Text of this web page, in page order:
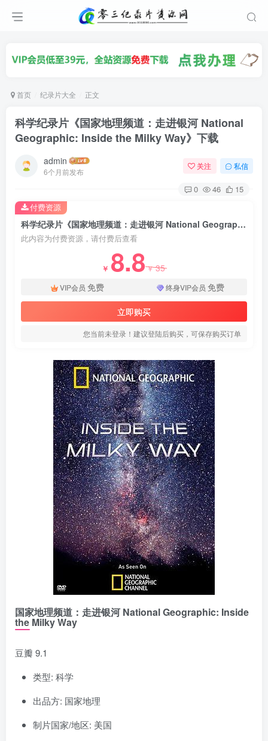
首页 纪录片大全 正文
科学纪录片《国家地理频道：走进银河 National
Geographic: Inside the Milky Way》下载
admin
6个月前发布
关注 私信
0 46 15
科学纪录片《国家地理频道：走进银河 National Geographic: Inside the Milky Way》下载
此内容为付费资源，请付费后查看
￥ 8.8￥35
VIP会员 免费 终身VIP会员 免费
立即购买
您当前未登录！建议登陆后购买，可保存购买订单
付费资源
国家地理频道：走进银河 National Geographic: Inside
the Milky Way
豆瓣 9.1
类型: 科学
出品方: 国家地理
制片国家/地区: 美国